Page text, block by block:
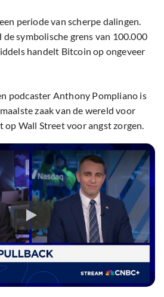
periode van scherpe dalingen.
symbolische grens van 100.000
handelt Bitcoin op ongeveer
podcaster Anthony Pompliano is
zaak van de wereld voor
op Wall Street voor angst zorgen.